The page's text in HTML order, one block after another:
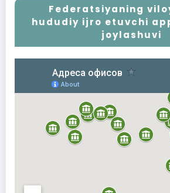
Federatsiyaning
hududiy ijro etuvchi
joylashuvi